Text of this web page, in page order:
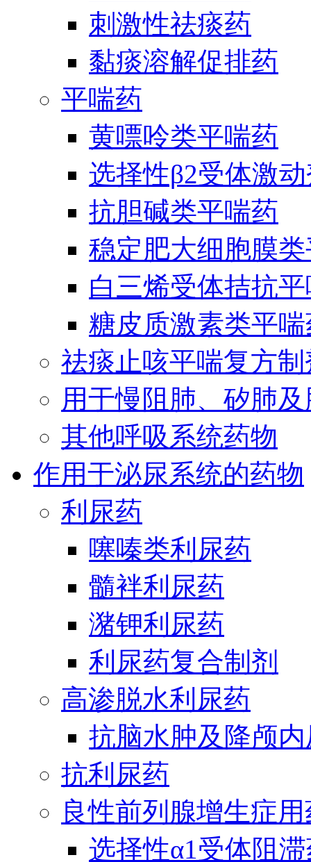
刺激性祛痰药
黏痰溶解促排药
平喘药
黄嘌呤类平喘药
选择性β2受体激
抗胆碱类平喘药
稳定肥大细胞膜
白三烯受体拮抗
糖皮质激素类平
祛痰止咳平喘复方制
用于慢阻肺、矽肺
其他呼吸系统药物
作用于泌尿系统的药物
利尿药
噻嗪类利尿药
髓袢利尿药
潴钾利尿药
利尿药复合制剂
高渗脱水利尿药
抗脑水肿及降颅
抗利尿药
良性前列腺增生症
选择性α1受体阻